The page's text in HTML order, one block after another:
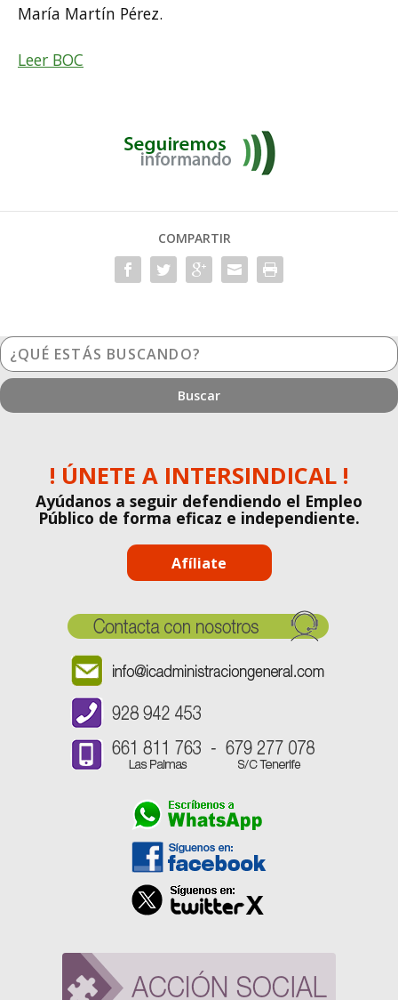
María Martín Pérez.
Leer BOC
COMPARTIR
¿Qué
estás
buscando?
! ÚNETE A INTERSINDICAL !
Ayúdanos a seguir defendiendo el Empleo
Público de forma eficaz e independiente.
Afíliate